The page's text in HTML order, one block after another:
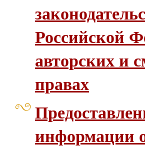
Российской
авторских и
правах
информации